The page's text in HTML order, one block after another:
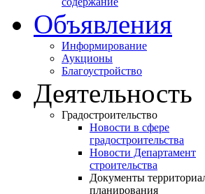
Объявления
Информирование
Аукционы
Благоустройство
Деятельность
Градостроительство
Новости в сфере
градостроительства
Новости Департамент
строительства
Документы
планирования